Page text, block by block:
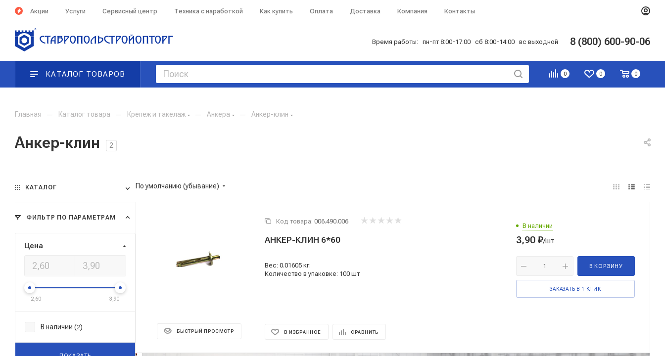
Акции Услуги Сервисный центр Техника с наработкой Как купить Оплата Доставка Компания Контакты
Время работы: пн-пт 8:00-17:00 сб 8:00-14:00 вс выходной 8 (800) 600-90-06
0 0 0
КАТАЛОГ ТОВАРОВ
Главная — Каталог товара — Крепеж и такелаж — Анкера — Анкер-клин
Анкер-клин 2
По умолчанию (убывание)
БЫСТРЫЙ ПРОСМОТР
Код товара: 006.490.006
АНКЕР-КЛИН 6*60
Вес: 0.01605 кг.
Количество в упаковке: 100 шт
В ИЗБРАННОЕ СРАВНИТЬ
В наличии
3,90 ₽/шт
В КОРЗИНУ
ЗАКАЗАТЬ В 1 КЛИК
КАТАЛОГ
ФИЛЬТР ПО ПАРАМЕТРАМ
Цена
2,60 3,90
В наличии (2)